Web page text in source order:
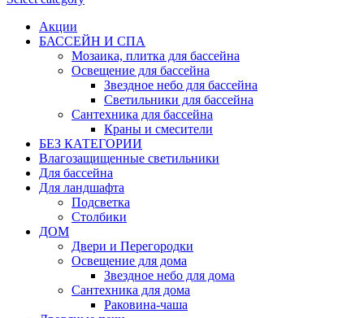
Акции
БАССЕЙН И СПА
Мозаика, плитка для бассейна
Освещение для бассейна
Звездное небо для бассейна
Светильники для бассейна
Сантехника для бассейна
Краны и смесители
БЕЗ КАТЕГОРИИ
Влагозащищенные светильники
Для бассейна
Для ландшафта
Подсветка
Столбики
ДОМ
Двери и Перегородки
Освещение для дома
Звездное небо для дома
Сантехника для дома
Раковина-чаша